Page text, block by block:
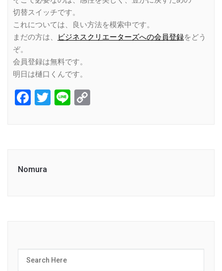
切替スイッチです。
これについては、良い方法を模索中です。
まだの方は、
ビジネスクリエーターズへの会員登録をどう
ぞ。
会員登録は無料です。
明日は樋口くんです。
Facebook
Twitter
Line
Nomura